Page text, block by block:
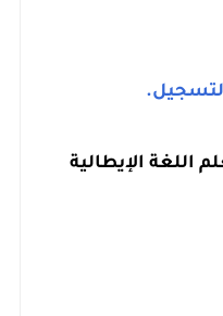
اللغة الإيطالية